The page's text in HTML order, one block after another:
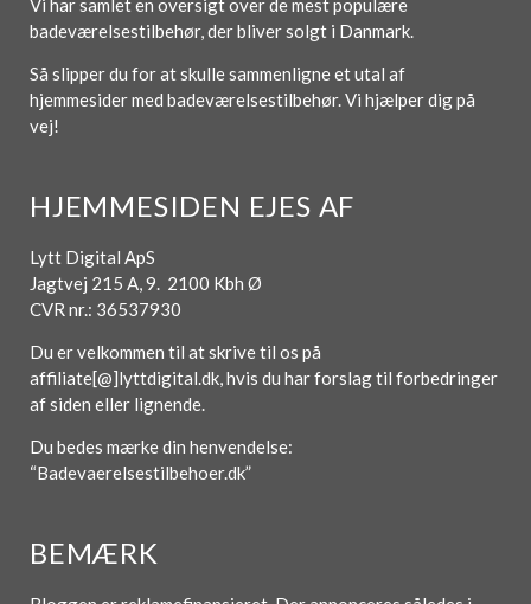
Vi har samlet en oversigt over de mest populære
badeværelsestilbehør, der bliver solgt i Danmark.
Så slipper du for at skulle sammenligne et utal af
hjemmesider med badeværelsestilbehør. Vi hjælper dig på
vej!
HJEMMESIDEN EJES AF
Lytt Digital ApS
Jagtvej 215 A, 9. 2100 Kbh Ø
CVR nr.: 36537930
Du er velkommen til at skrive til os på
affiliate[@]lyttdigital.dk, hvis du har forslag til forbedringer
af siden eller lignende.
Du bedes mærke din henvendelse:
“Badevaerelsestilbehoer.dk”
BEMÆRK